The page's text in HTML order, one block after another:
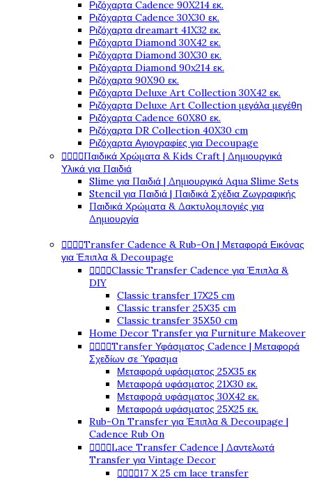
Ριζόχαρτα Cadence 90X214 εκ.
Ριζόχαρτα Cadence 30X30 εκ.
Ριζόχαρτα dreamart 41X32 εκ.
Ριζόχαρτα Diamond 30X42 εκ.
Ριζόχαρτα Diamond 30X30 εκ.
Ριζόχαρτα Diamond 90x214 εκ.
Ριζόχαρτα 90X90 εκ.
Ριζόχαρτα Deluxe Art Collection 30X42 εκ.
Ριζόχαρτα Deluxe Art Collection μεγάλα μεγέθη
Ριζόχαρτα Cadence 60X80 εκ.
Ριζόχαρτα DR Collection 40X30 cm
Ριζόχαρτα Αγιογραφίες για Decoupage
Παιδικά Χρώματα & Kids Craft | Δημιουργικά
Υλικά για Παιδιά
Slime για Παιδιά | Δημιουργικά Aqua Slime Sets
Stencil για Παιδιά | Παιδικά Σχέδια Ζωγραφικής
Παιδικά Χρώματα & Δακτυλομπογιές για
Δημιουργία
Transfer Cadence & Rub-On | Μεταφορά Εικόνας
για Έπιπλα & Decoupage
Classic Transfer Cadence για Έπιπλα &
DIY
Classic transfer 17Χ25 cm
Classic transfer 25Χ35 cm
Classic transfer 35Χ50 cm
Home Decor Transfer για Furniture Makeover
Transfer Υφάσματος Cadence | Μεταφορά
Σχεδίων σε Ύφασμα
Μεταφορά υφάσματος 25Χ35 εκ
Μεταφορά υφάσματος 21Χ30 εκ.
Μεταφορά υφάσματος 30Χ42 εκ.
Μεταφορά υφάσματος 25Χ25 εκ.
Rub-On Transfer για Έπιπλα & Decoupage |
Cadence Rub On
Lace Transfer Cadence | Δαντελωτά
Transfer για Vintage Decor
17 Χ 25 cm lace transfer